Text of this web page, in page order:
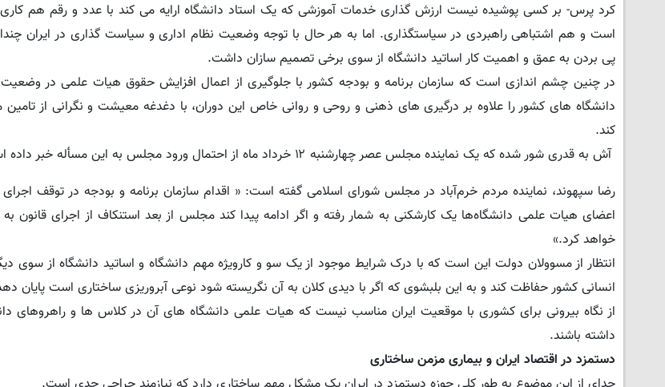
کرد پرس- بر کسی پوشیده نیست ارزش گذاری خدمات آموزشی که یک استاد دانشگاه ارایه می کند با عدد و رقم هم
است و هم اشتباهی راهبردی در سیاستگذاری. اما به هر حال با توجه وضعیت نظام اداری و سیاست گذاری در ایران
پی بردن به عمق و اهمیت کار اساتید دانشگاه از سوی برخی تصمیم سازان داشت.
در چنین چشم اندازی است که سازمان برنامه و بودجه کشور با جلوگیری از اعمال افزایش حقوق هیات علمی در وضعیت
دانشگاه های کشور را علاوه بر درگیری های ذهنی و روحی و روانی خاص این دوران، با دغدغه معیشت و نگرانی از
کند.
آش به قدری شور شده که یک نماینده مجلس عصر چهارشنبه ۱۲ خرداد ماه از احتمال ورود مجلس به این مسأله خبر داده است.
رضا سپهوند، نماینده مردم خرم‌آباد در مجلس شورای اسلامی گفته است: « اقدام سازمان برنامه و بودجه در توقف
اعضای هیات علمی دانشگاه‌ها یک کارشکنی به شمار رفته و اگر ادامه پیدا کند مجلس از بعد استنکاف از اجرای قانون
خواهد کرد.»
انتظار از مسوولان دولت این است که با درک شرایط موجود از یک سو و کارویژه مهم دانشگاه و اساتید دانشگاه از سوی
انسانی کشور حفاظت کند و به این بلبشوی که اگر با دیدی کلان به آن نگریسته شود نوعی آبروریزی ساختاری است پایان
از نگاه بیرونی برای کشوری با موقعیت ایران مناسب نیست که هیات علمی دانشگاه های آن در کلاس ها و راهروهای
داشته باشند.
دستمزد در اقتصاد ایران و بیماری مزمن ساختاری